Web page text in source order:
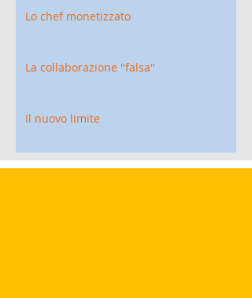
Lo chef monetizzato
La collaborazione "falsa"
Il nuovo limite